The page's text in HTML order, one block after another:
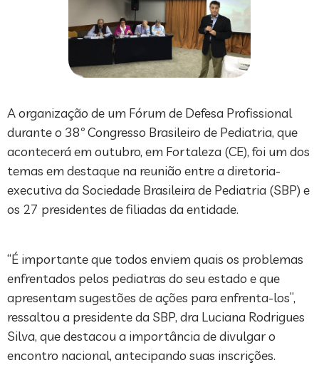
A organização de um Fórum de Defesa Profissional
durante o 38º Congresso Brasileiro de Pediatria, que
acontecerá em outubro, em Fortaleza (CE), foi um dos
temas em destaque na reunião entre a diretoria-
executiva da Sociedade Brasileira de Pediatria (SBP) e
os 27 presidentes de filiadas da entidade.
“É importante que todos enviem quais os problemas
enfrentados pelos pediatras do seu estado e que
apresentam sugestões de ações para enfrenta-los”,
ressaltou a presidente da SBP, dra Luciana Rodrigues
Silva, que destacou a importância de divulgar o
encontro nacional, antecipando suas inscrições.